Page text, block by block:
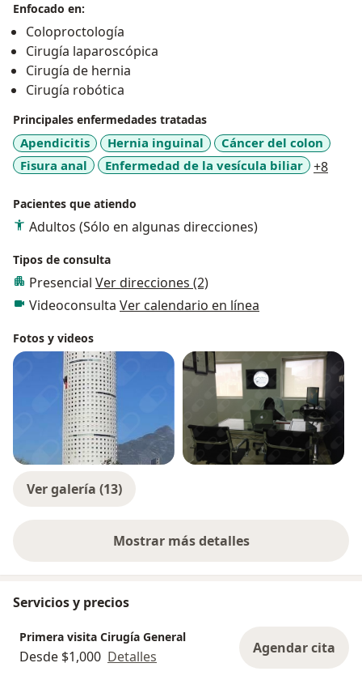
Certificado por el Consejo Mexicano de Cirugía
General.
Participante en Múltiples Rotaciones en
Internacionales: Cirugía Hepato-biliar en Italia y
Holanda, Cirugía General y Laparoscopía Avanzada en
España, Cirugía del Tracto Digestivo Superior y Cirugía
Bariátrica en Sydney, Australia.
Asistente y participante en múltiples cursos teorico-
prácticos de Cirugía General, Mínima Invasión,
Cirugía del Colon, Recto y Ano.
Master en Cirugía Bariátrica avalado por la Sociedad
Española de Cirugía de la Obesidad (SECO).
Certificado en Cirugía Robótica Da Vinci Si, Houston
Texas, USA.
Enfocado en:
Coloproctología
Cirugía laparoscópica
Cirugía de hernia
Cirugía robótica
Principales enfermedades tratadas
Apendicitis Hernia inguinal
Cáncer del colon
Fisura anal
Enfermedad de la vesícula biliar +8
Pacientes que atiendo
Adultos (Sólo en algunas direcciones)
Tipos de consulta
Presencial Ver direcciones (2)
Videoconsulta Ver calendario en línea
Fotos y videos
Ver galería (13)
Mostrar más detalles
sobre la experiencia
Servicios y precios
Primera visita Cirugía General
Desde $1,000 Detalles Agendar cita